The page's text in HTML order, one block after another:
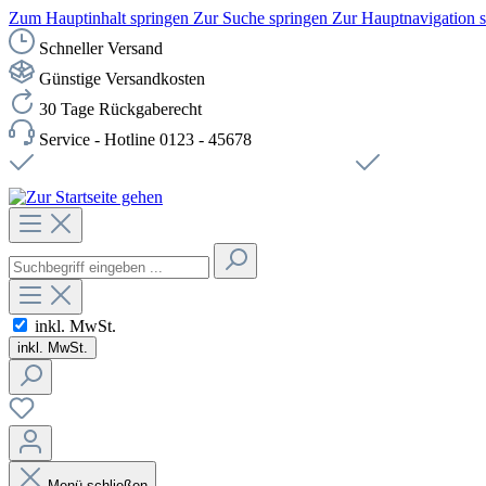
Zum Hauptinhalt springen Zur Suche springen Zur Hauptnavigation
Schneller Versand
Günstige Versandkosten
30 Tage Rückgaberecht
Service - Hotline 0123 - 45678
inkl. MwSt.
inkl. MwSt.